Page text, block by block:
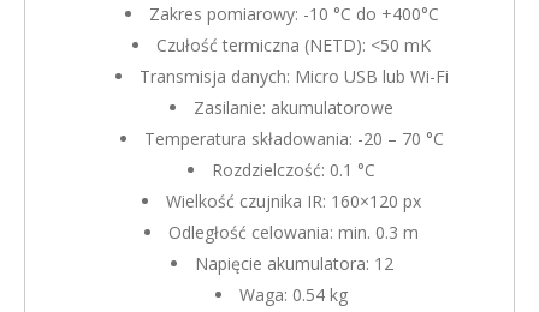
Zakres pomiarowy: -10 °C do +400°C
Czułość termiczna (NETD): <50 mK
Transmisja danych: Micro USB lub Wi-Fi
Zasilanie: akumulatorowe
Temperatura składowania: -20 – 70 °C
Rozdzielczość: 0.1 °C
Wielkość czujnika IR: 160×120 px
Odległość celowania: min. 0.3 m
Napięcie akumulatora: 12
Waga: 0.54 kg